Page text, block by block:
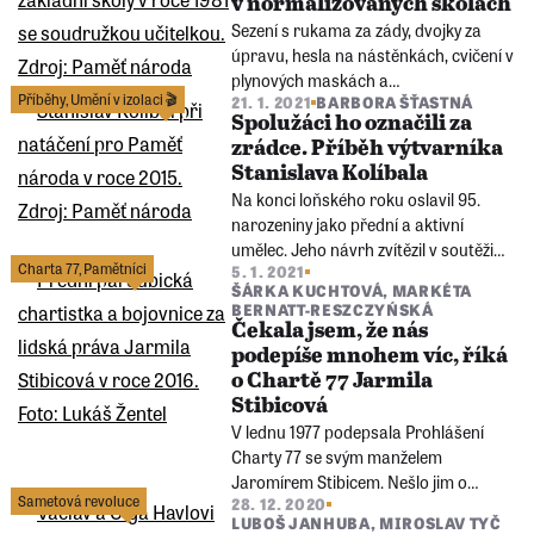
79 let v důsledku nemoci covid-19.
​Sezení s rukama za zády, dvojky za
úpravu, hesla na nástěnkách, cvičení v
plynových maskách a
upřednostňování technických oborů.
Takové vzpomínky se vybavují
pamětníkům na školní výuku v 70. a
80. letech.
Příběhy,Umění v izolaci 🎬 21. 1. 2021 BARBORA ŠŤASTNÁ
Spolužáci ho označili za
zrádce. Příběh výtvarníka
Stanislava Kolíbala
Na konci loňského roku oslavil 95.
narozeniny jako přední a aktivní
umělec. Jeho návrh zvítězil v soutěži
na výtvarné řešení stanice metra trasy
D Nové dvory.
Charta 77,Pamětníci
5. 1. 2021
ŠÁRKA KUCHTOVÁ, MARKÉTA
BERNATT-RESZCZYŃSKÁ
Čekala jsem, že nás
podepíše mnohem víc, říká
o Chartě 77 Jarmila
Stibicová
V lednu 1977 podepsala Prohlášení
Charty 77 se svým manželem
Jaromírem Stibicem. Nešlo jim o
politiku, ale o dodržování lidských práv
Sametová revoluce
28. 12. 2020
LUBOŠ JANHUBA, MIROSLAV TYČ